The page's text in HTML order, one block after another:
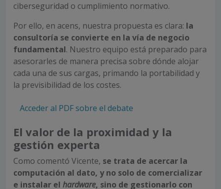
ciberseguridad o cumplimiento normativo.
Por ello, en acens, nuestra propuesta es clara: la
consultoría se convierte en la vía de negocio
fundamental. Nuestro equipo está preparado para
asesorarles de manera precisa sobre dónde alojar
cada una de sus cargas, primando la portabilidad y
la previsibilidad de los costes.
Acceder al PDF sobre el debate
El valor de la proximidad y la
gestión experta
Como comentó Vicente, se trata de acercar la
computación al dato, y no solo de comercializar
e instalar el hardware, sino de gestionarlo con